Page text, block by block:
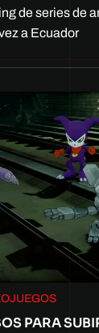
de series de
a Ecuador
PARA